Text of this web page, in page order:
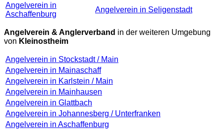
Angelverein in
Aschaffenburg
Angelverein in Seligenstadt
Angelverein & Anglerverband in der weiteren Umgebung
von Kleinostheim
Angelverein in Stockstadt / Main
Angelverein in Mainaschaff
Angelverein in Karlstein / Main
Angelverein in Mainhausen
Angelverein in Glattbach
Angelverein in Johannesberg / Unterfranken
Angelverein in Aschaffenburg